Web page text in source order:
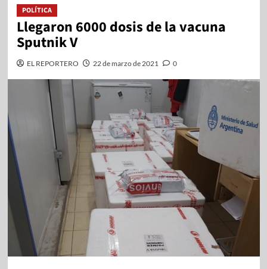
POLÍTICA
Llegaron 6000 dosis de la vacuna
Sputnik V
EL REPORTERO 22 de marzo de 2021 0